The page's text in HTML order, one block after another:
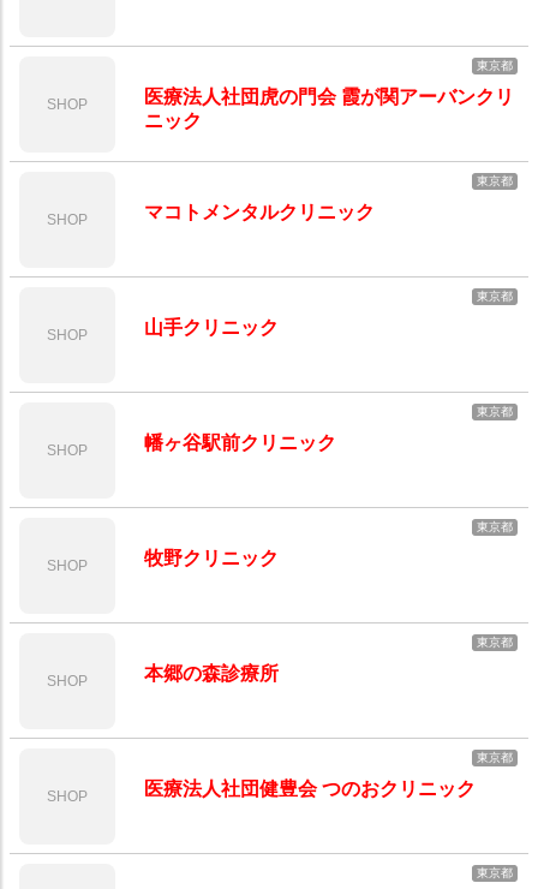
SHOP
東京都
医療法人社団虎の門会 霞が関アーバンクリ
ニック
SHOP
東京都
マコトメンタルクリニック
SHOP
東京都
山手クリニック
SHOP
東京都
幡ヶ谷駅前クリニック
SHOP
東京都
牧野クリニック
SHOP
東京都
本郷の森診療所
SHOP
東京都
医療法人社団健豊会 つのおクリニック
東京都